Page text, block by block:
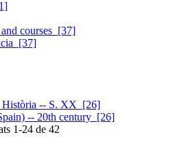
courses [37]
[37]
Història -- S. XX [26]
-- 20th century [26]
1-24 de 42